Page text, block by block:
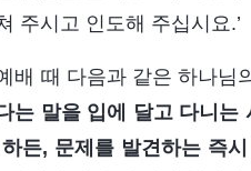
주시고 인도해 주십시요.’
배 때 다음과 같은 하나님
는 말을 입에 달고 다니는
든, 문제를 발견하는 즉